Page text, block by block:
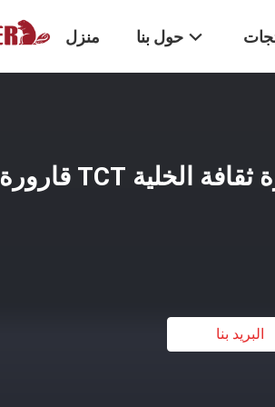
منزل حول بنا
مختبر 75 سم 2 قارورة ثقافة الخلية TCT قارورة
البريد بنا